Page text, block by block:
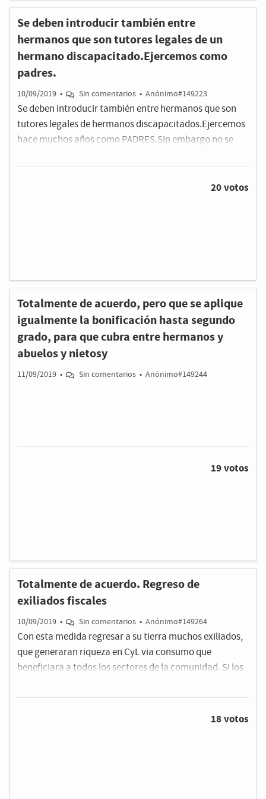
Se deben introducir también entre
hermanos que son tutores legales de un
hermano discapacitado.Ejercemos como
padres.
10/09/2019 • Sin comentarios • Anónimo#149223
Se deben introducir también entre hermanos que son
tutores legales de hermanos discapacitados.Ejercemos
hace muchos años como PADRES.Sin embargo no se
Comunidades ya lo han arreglado.
20 votos
Totalmente de acuerdo, pero que se aplique
igualmente la bonificación hasta segundo
grado, para que cubra entre hermanos y
abuelos y nietosy
11/09/2019 • Sin comentarios • Anónimo#149244
19 votos
Totalmente de acuerdo. Regreso de
exiliados fiscales
10/09/2019 • Sin comentarios • Anónimo#149264
Con esta medida regresar a su tierra muchos exiliados,
que generaran riqueza en CyL via consumo que
beneficiara a todos los sectores de la comunidad. Si los
que expectativa le queda al comercio local ?
18 votos